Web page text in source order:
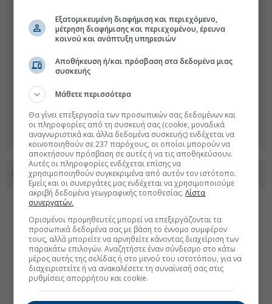
Προσθέστε το euro2day.gr στο Discover
Εξατομικευμένη διαφήμιση και περιεχόμενο,
μέτρηση διαφήμισης και περιεχομένου, έρευνα
κοινού και ανάπτυξη υπηρεσιών
Αποθήκευση ή/και πρόσβαση στα δεδομένα μιας
συσκευής
Μάθετε περισσότερα
Θα γίνει επεξεργασία των προσωπικών σας δεδομένων και
οι πληροφορίες από τη συσκευή σας (cookie, μοναδικά
αναγνωριστικά και άλλα δεδομένα συσκευής) ενδέχεται να
κοινοποιηθούν σε 237 παρόχους, οι οποίοι μπορούν να
αποκτήσουν πρόσβαση σε αυτές ή να τις αποθηκεύσουν.
Αυτές οι πληροφορίες ενδέχεται επίσης να
χρησιμοποιηθούν συγκεκριμένα από αυτόν τον ιστότοπο.
Εμείς και οι συνεργάτες μας ενδέχεται να χρησιμοποιούμε
ακριβή δεδομένα γεωγραφικής τοποθεσίας.Λίστα
συνεργατών.
Ορισμένοι προμηθευτές μπορεί να επεξεργάζονται τα
προσωπικά δεδομένα σας με βάση το έννομο συμφέρον
τους, αλλά μπορείτε να αρνηθείτε κάνοντας διαχείριση των
παρακάτω επιλογών. Αναζητήστε έναν σύνδεσμο στο κάτω
μέρος αυτής της σελίδας ή στο μενού του ιστοτόπου, για να
διαχειριστείτε ή να ανακαλέσετε τη συναίνεσή σας στις
ρυθμίσεις απορρήτου και cookie.